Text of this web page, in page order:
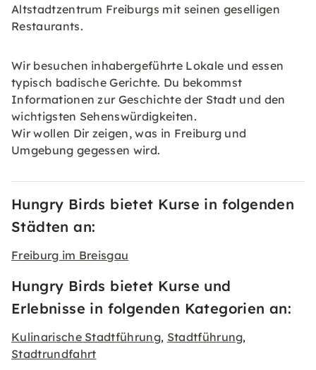
Altstadtzentrum Freiburgs mit seinen geselligen
Restaurants.
Wir besuchen inhabergeführte Lokale und essen
typisch badische Gerichte. Du bekommst
Informationen zur Geschichte der Stadt und den
wichtigsten Sehenswürdigkeiten.
Wir wollen Dir zeigen, was in Freiburg und
Umgebung gegessen wird.
Hungry Birds bietet Kurse in folgenden
Städten an:
Freiburg im Breisgau
Hungry Birds bietet Kurse und
Erlebnisse in folgenden Kategorien an:
Kulinarische Stadtführung, Stadtführung,
Stadtrundfahrt